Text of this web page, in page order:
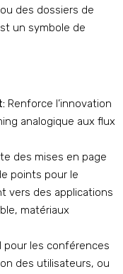
des dossiers de
un symbole de
Renforce l’innovation
analogique aux flux
des mises en page
points pour le
vers des applications
matériaux
pour les conférences
des utilisateurs, ou